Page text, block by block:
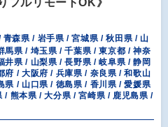
青森県 / 岩手県 / 宮城県 / 秋田県 / 山
馬県 / 埼玉県 / 千葉県 / 東京都 / 神奈
井県 / 山梨県 / 長野県 / 岐阜県 / 静岡
府 / 大阪府 / 兵庫県 / 奈良県 / 和歌山
県 / 山口県 / 徳島県 / 香川県 / 愛媛県
/ 熊本県 / 大分県 / 宮崎県 / 鹿児島県 /